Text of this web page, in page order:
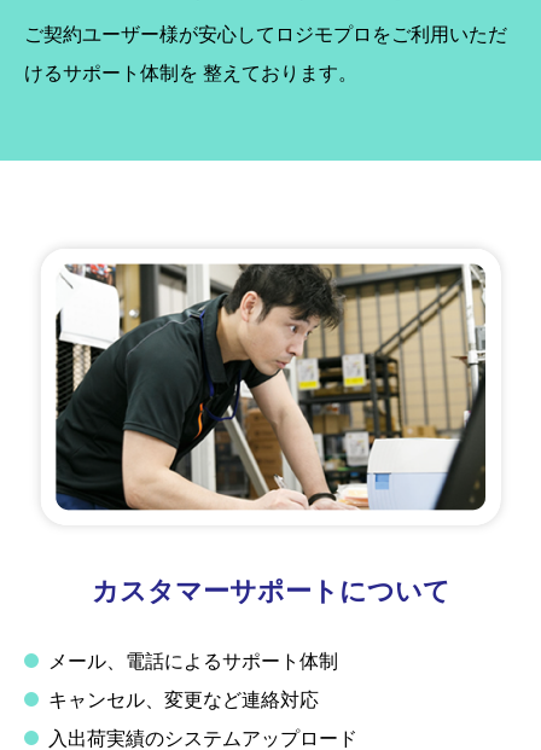
ご契約ユーザー様が安心してロジモプロをご利用いただ
けるサポート体制を 整えております。
カスタマーサポートについて
メール、電話によるサポート体制
キャンセル、変更など連絡対応
入出荷実績のシステムアップロード